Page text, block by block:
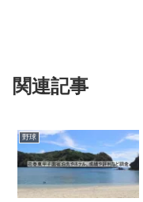
関連記事
野球